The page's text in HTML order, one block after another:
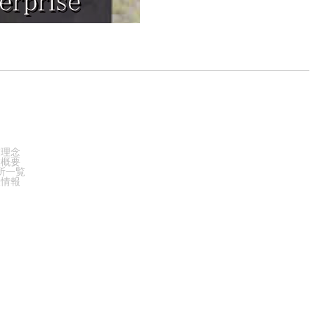
念
要
一覧
報